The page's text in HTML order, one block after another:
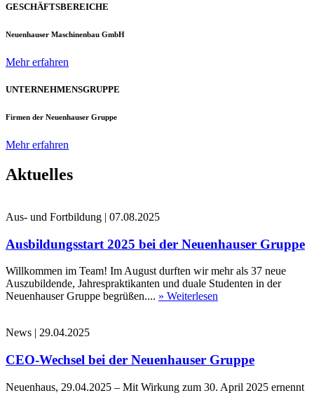
GESCHÄFTSBEREICHE
Neuenhauser Maschinenbau GmbH
Mehr erfahren
UNTERNEHMENSGRUPPE
Firmen der Neuenhauser Gruppe
Mehr erfahren
Aktuelles
Aus- und Fortbildung | 07.08.2025
Ausbildungsstart 2025 bei der Neuenhauser Gruppe
Willkommen im Team! Im August durften wir mehr als 37 neue
Auszubildende, Jahrespraktikanten und duale Studenten in der
Neuenhauser Gruppe begrüßen.... » Weiterlesen
News | 29.04.2025
CEO-Wechsel bei der Neuenhauser Gruppe
Neuenhaus, 29.04.2025 – Mit Wirkung zum 30. April 2025 ernennt